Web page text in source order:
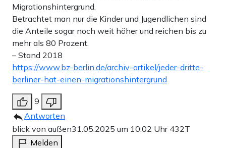
Migrationshintergrund.
Betrachtet man nur die Kinder und Jugendlichen sind
die Anteile sogar noch weit höher und reichen bis zu
mehr als 80 Prozent.
– Stand 2018
https://www.bz-berlin.de/archiv-artikel/jeder-dritte-
berliner-hat-einen-migrationshintergrund
9
Antworten
blick von außen31.05.2025 um 10:02 Uhr 432T
Melden